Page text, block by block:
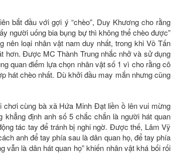
bắt đầu với gợi ý “chèo”, Duy Khương cho rằng
người uống bia bụng bự thì không thể chèo được”
loại nhân vật nam duy nhất, trong khi Võ Tấn
hơn. Được MC Thành Trung nhắc nhở và sử dụng
quan điểm lựa chọn nhân vật số 1 vì cho rằng cô
hát chèo nhất. Dù khởi đầu may mắn nhưng cũng
chơi cùng bà xã Hứa Minh Đạt liền ồ lên vui mừng
định anh số 5 chắc chắn là người hát quan
tác tay để tránh bị nghi ngờ. Được thế, Lâm Vỹ
anh để tay phía sau là dân quan họ, để tay phía
là dân hát quan họ” khiến nhân vật khá bối rối